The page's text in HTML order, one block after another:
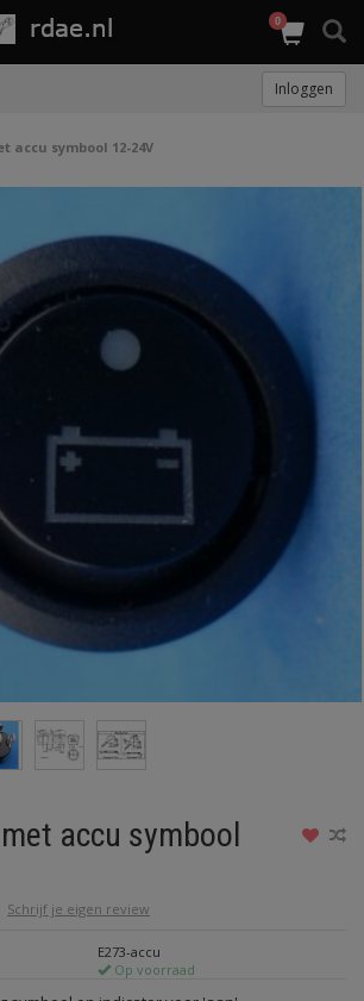
0
Inloggen
accu symbool 12-24V
accu symbool
Schrijf je eigen review
E273-accu
Op voorraad